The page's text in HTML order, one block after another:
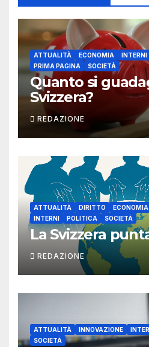
ATTUALITÀ ECONOMIA INTERNI
PRIMA PAGINA
SOCIETÀ
Quanto si
Svizzera?
REDAZIONE
ATTUALITÀ DIRITTO ECONOMIA
INTERNI
POLITICA SOCIETÀ
La Svizzera
REDAZIONE
ATTUALITÀ INNOVAZIONE
SOCIETÀ